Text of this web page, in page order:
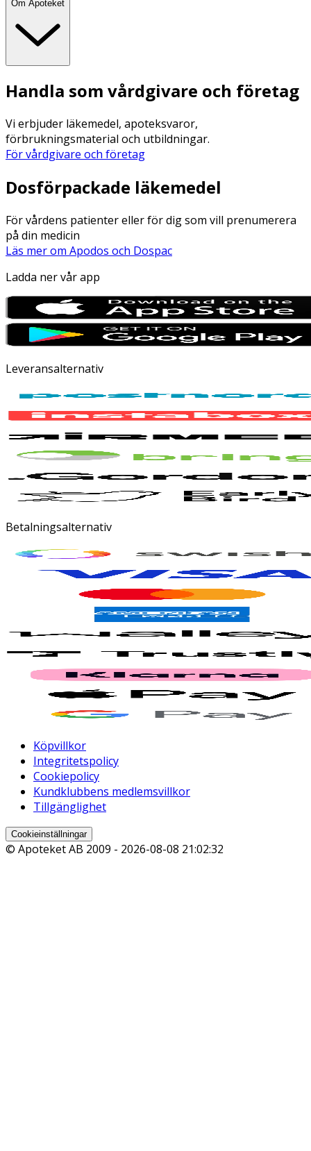
Om Apoteket
Handla som vårdgivare och företag
Vi erbjuder läkemedel, apoteksvaror,
förbrukningsmaterial och utbildningar.
För vårdgivare och företag
Dosförpackade läkemedel
För vårdens patienter eller för dig som vill prenumerera
på din medicin
Läs mer om Apodos och Dospac
Ladda ner vår app
Leveransalternativ
Betalningsalternativ
Köpvillkor
Integritetspolicy
Cookiepolicy
Kundklubbens medlemsvillkor
Tillgänglighet
Cookieinställningar
© Apoteket AB 2009 - 2026-08-08 21:02:32